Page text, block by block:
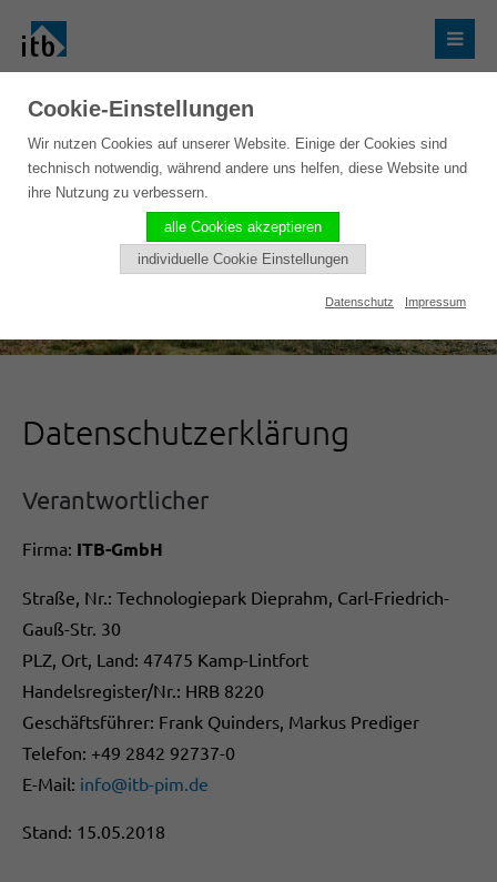
Datenschutzerklärung
Verantwortlicher
Firma: ITB-GmbH
Straße, Nr.: Technologiepark Dieprahm, Carl-Friedrich-
Gauß-Str. 30
PLZ, Ort, Land: 47475 Kamp-Lintfort
Handelsregister/Nr.: HRB 8220
Geschäftsführer: Frank Quinders, Markus Prediger
Telefon: +49 2842 92737-0
E-Mail: info@itb-pim.de
Stand: 15.05.2018
Cookie-Einstellungen
Wir nutzen Cookies auf unserer Website. Einige der Cookies sind
technisch notwendig, während andere uns helfen, diese Website und
ihre Nutzung zu verbessern.
alle Cookies akzeptieren
individuelle Cookie Einstellungen
Datenschutz Impressum